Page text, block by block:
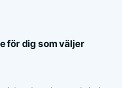
för dig som väljer